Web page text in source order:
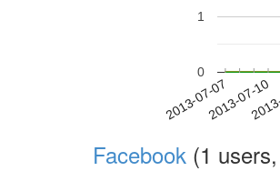
2013-07-072013-07-10
0
1
Facebook (1